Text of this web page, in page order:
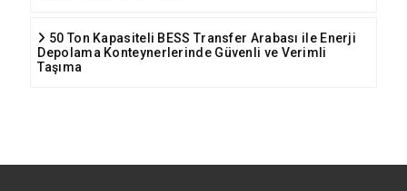
50 Ton Kapasiteli BESS Transfer Arabası ile Enerji
Depolama Konteynerlerinde Güvenli ve Verimli
Taşıma